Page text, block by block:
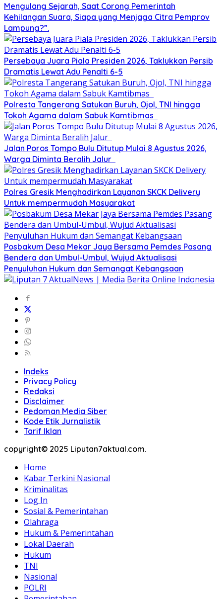
Mengulang Sejarah, Saat Corong Pemerintah
Kehilangan Suara, Siapa yang Menjaga Citra Pemprov
Lampung?”.
Persebaya Juara Piala Presiden 2026, Taklukkan Persib
Dramatis Lewat Adu Penalti 6-5
Polresta Tangerang Satukan Buruh, Ojol, TNI hingga
Tokoh Agama dalam Sabuk Kamtibmas
Jalan Poros Tompo Bulu Ditutup Mulai 8 Agustus 2026,
Warga Diminta Beralih Jalur
Polres Gresik Menghadirkan Layanan SKCK Delivery
Untuk mempermudah Masyarakat
Posbakum Desa Mekar Jaya Bersama Pemdes Pasang
Bendera dan Umbul-Umbul, Wujud Aktualisasi
Penyuluhan Hukum dan Semangat Kebangsaan
Indeks
Privacy Policy
Redaksi
Disclaimer
Pedoman Media Siber
Kode Etik Jurnalistik
Tarif Iklan
copyright© 2025 Liputan7aktual.com.
Home
Kabar Terkini Nasional
Kriminalitas
Log In
Sosial & Pemerintahan
Olahraga
Hukum & Pemerintahan
Lokal Daerah
Hukum
TNI
Nasional
POLRI